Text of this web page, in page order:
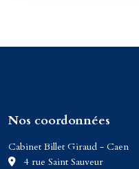
Nos coordonnées
Cabinet Billet Giraud - Caen
4 rue Saint Sauveur